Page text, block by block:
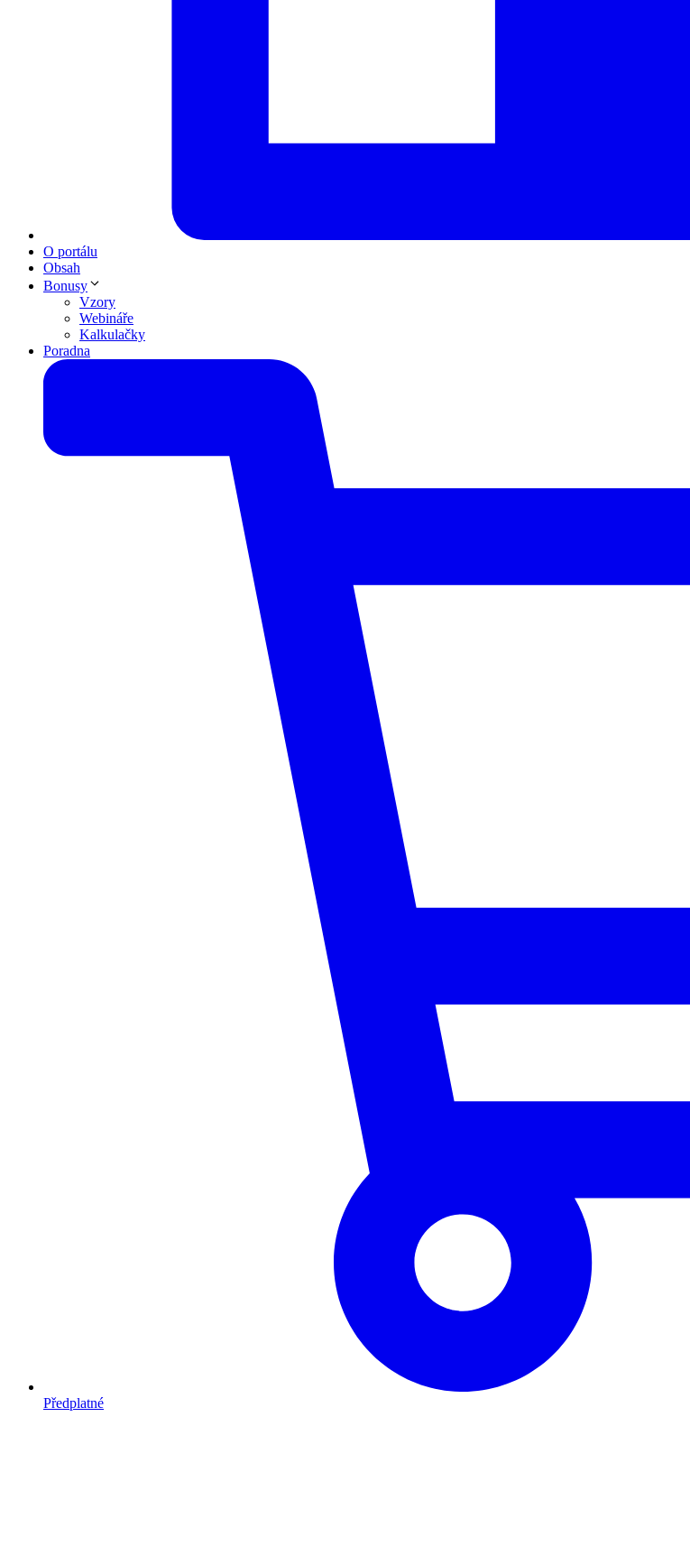
O portálu
Obsah
Bonusy
Vzory
Webináře
Kalkulačky
Poradna
Předplatné